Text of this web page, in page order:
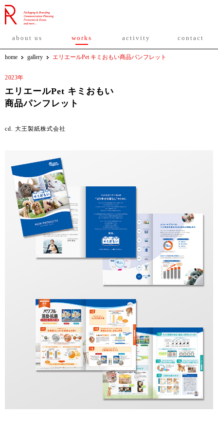
about us works activity contact
home gallery エリエールPet キミおもい商品パンフレット
2023年
エリエールPet キミおもい
商品パンフレット
cd. 大王製紙株式会社